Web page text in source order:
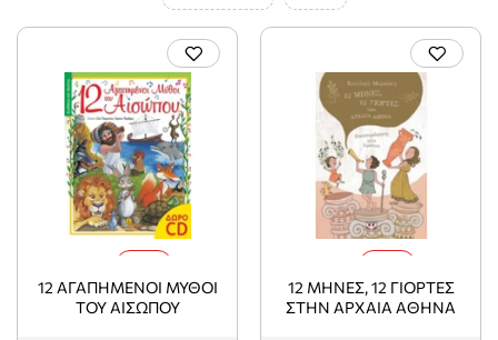
12 ΑΓΑΠΗΜΕΝΟΙ ΜΥΘΟΙ
ΤΟΥ ΑΙΣΩΠΟΥ
12 ΜΗΝΕΣ, 12 ΓΙΟΡΤΕΣ
ΣΤΗΝ ΑΡΧΑΙΑ ΑΘΗΝΑ